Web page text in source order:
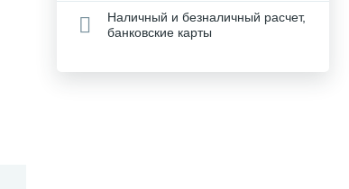
Наличный и безналичный расчет,
банковские карты